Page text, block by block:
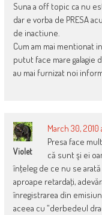
Suna a off topic ca nu
dar e vorba de PRESA
de inactiune.
Cum am mai mentionat
putut face mare galagie
au mai furnizat noi
Violet
March 30, 2010
Presa face
că sunt şi ei
înţeleg de ce nu se
aproape retardaţi,
înregistrarea din
aceea cu “derbedeul